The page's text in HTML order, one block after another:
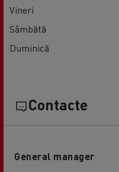
Vineri
Sâmbătă
Duminică
Contacte
General manager